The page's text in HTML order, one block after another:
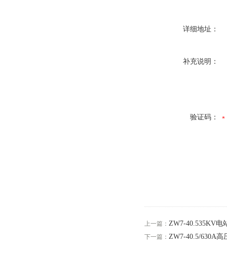
详细地址：
补充说明：
验证码：
上一篇： ZW7-40.535KV电
下一篇： ZW7-40.5/630A高